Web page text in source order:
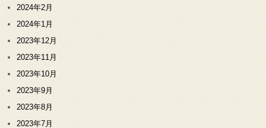
2024年2月
2024年1月
2023年12月
2023年11月
2023年10月
2023年9月
2023年8月
2023年7月